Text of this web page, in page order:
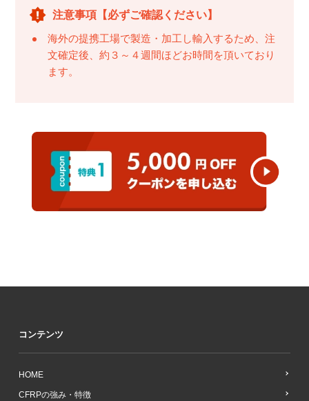
注意事項【必ずご確認ください】
海外の提携工場で製造・加工し輸入するため、注
文確定後、約３～４週間ほどお時間を頂いており
ます。
コンテンツ
HOME
CFRPの強み・特徴